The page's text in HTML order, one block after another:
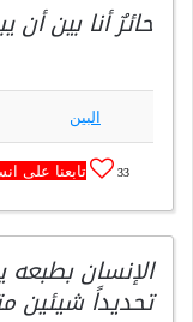
حائرٌ أنا بين أن
البين
33 تابعنا على
الإنسان
تحديداً شيئين